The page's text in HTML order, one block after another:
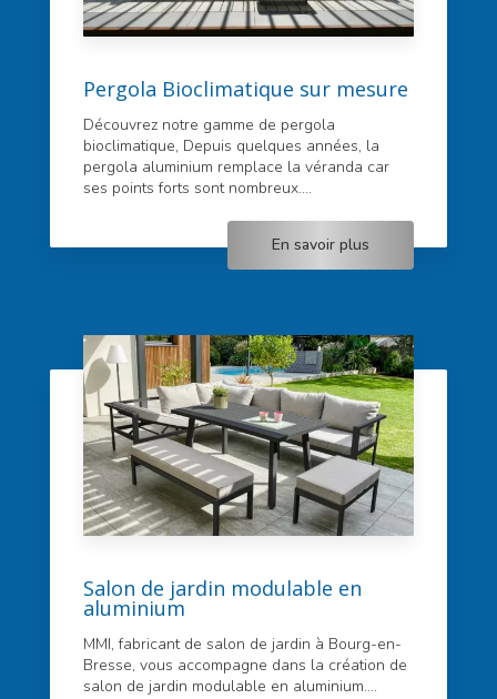
Pergola Bioclimatique sur mesure
Découvrez notre gamme de pergola
bioclimatique, Depuis quelques années, la
pergola aluminium remplace la véranda car
ses points forts sont nombreux....
En savoir plus
Salon de jardin modulable en
aluminium
MMI, fabricant de salon de jardin à Bourg-en-
Bresse, vous accompagne dans la création de
salon de jardin modulable en aluminium....